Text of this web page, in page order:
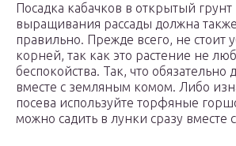
Посадка кабачков в открытый грунт
выращивания рассады должна также
правильно. Прежде всего, не стоит
корней, так как это растение не
беспокойства. Так, что обязательно
вместе с земляным комом. Либо
посева используйте торфяные
можно садить в лунки сразу вместе